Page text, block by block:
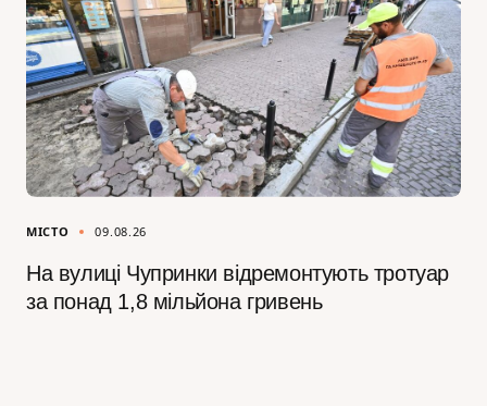
МІСТО 09.08.26
На вулиці Чупринки відремонтують тротуар
за понад 1,8 мільйона гривень